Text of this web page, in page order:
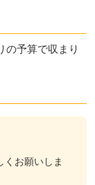
の予算で収まり
くお願いしま